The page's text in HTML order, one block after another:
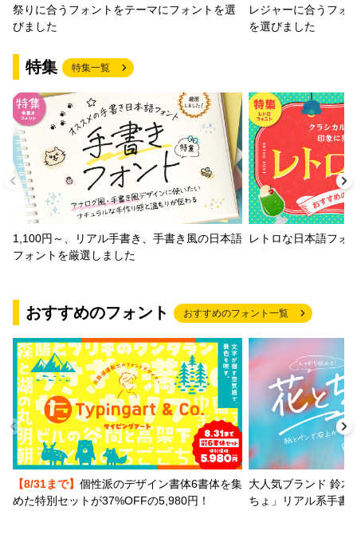
祭りに合うフォントをテーマにフォントを選
びました
レジャーに合うフォ
を選びました
特集 特集一覧
1,100円～、リアル手書き、手書き風の日本語
フォントを厳選しました
レトロな日本語フォ
おすすめのフォント おすすめのフォント一覧
【8/31まで】 個性派のデザイン書体6書体を集
めた特別セットが37%OFFの5,980円！
大人気ブランド 鈴木
ちょ」リアル系手書